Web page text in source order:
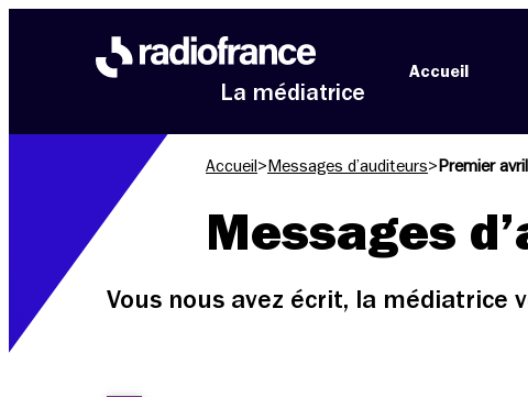
La médiatrice
Accueil
Accueil > Messages d’auditeurs> Premier
Messages
Vous nous avez écrit, la médiatrice